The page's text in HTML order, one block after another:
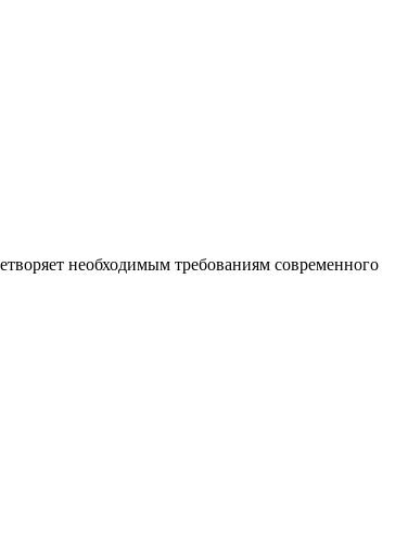
необходимым требованиям современного